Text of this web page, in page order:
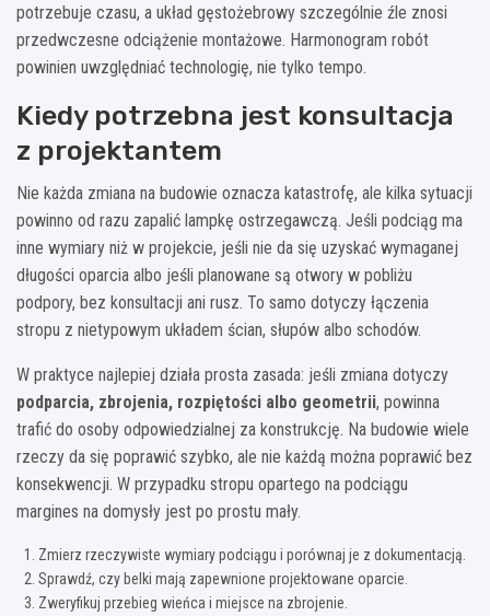
potrzebuje czasu, a układ gęstożebrowy szczególnie źle znosi
przedwczesne odciążenie montażowe. Harmonogram robót
powinien uwzględniać technologię, nie tylko tempo.
Kiedy potrzebna jest konsultacja
z projektantem
Nie każda zmiana na budowie oznacza katastrofę, ale kilka sytuacji
powinno od razu zapalić lampkę ostrzegawczą. Jeśli podciąg ma
inne wymiary niż w projekcie, jeśli nie da się uzyskać wymaganej
długości oparcia albo jeśli planowane są otwory w pobliżu
podpory, bez konsultacji ani rusz. To samo dotyczy łączenia
stropu z nietypowym układem ścian, słupów albo schodów.
W praktyce najlepiej działa prosta zasada: jeśli zmiana dotyczy
podparcia, zbrojenia, rozpiętości albo geometrii, powinna
trafić do osoby odpowiedzialnej za konstrukcję. Na budowie wiele
rzeczy da się poprawić szybko, ale nie każdą można poprawić bez
konsekwencji. W przypadku stropu opartego na podciągu
margines na domysły jest po prostu mały.
Zmierz rzeczywiste wymiary podciągu i porównaj je z dokumentacją.
Sprawdź, czy belki mają zapewnione projektowane oparcie.
Zweryfikuj przebieg wieńca i miejsce na zbrojenie.